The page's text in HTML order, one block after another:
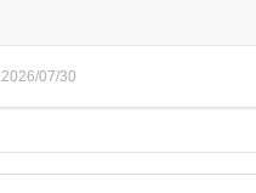
2026/07/30